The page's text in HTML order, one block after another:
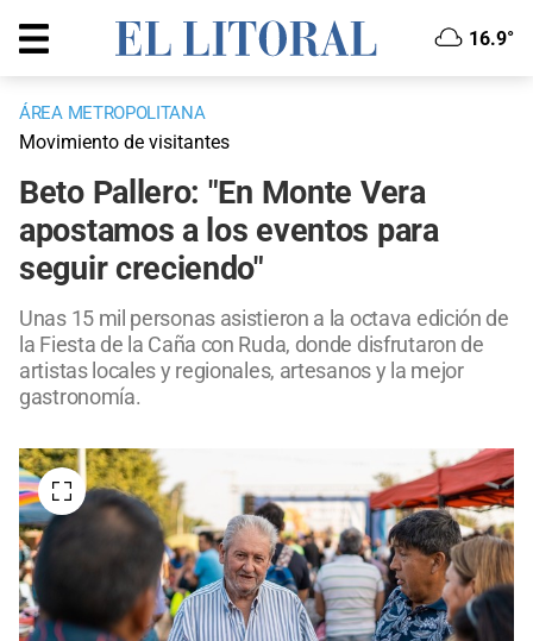
16.9°
ÁREA METROPOLITANA
Movimiento de visitantes
Beto Pallero: "En Monte Vera
apostamos a los eventos para
seguir creciendo"
Unas 15 mil personas asistieron a la octava edición de
la Fiesta de la Caña con Ruda, donde disfrutaron de
artistas locales y regionales, artesanos y la mejor
gastronomía.